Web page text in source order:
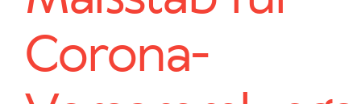
Corona-